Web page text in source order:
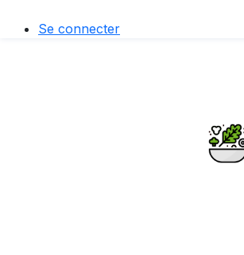
Se connecter